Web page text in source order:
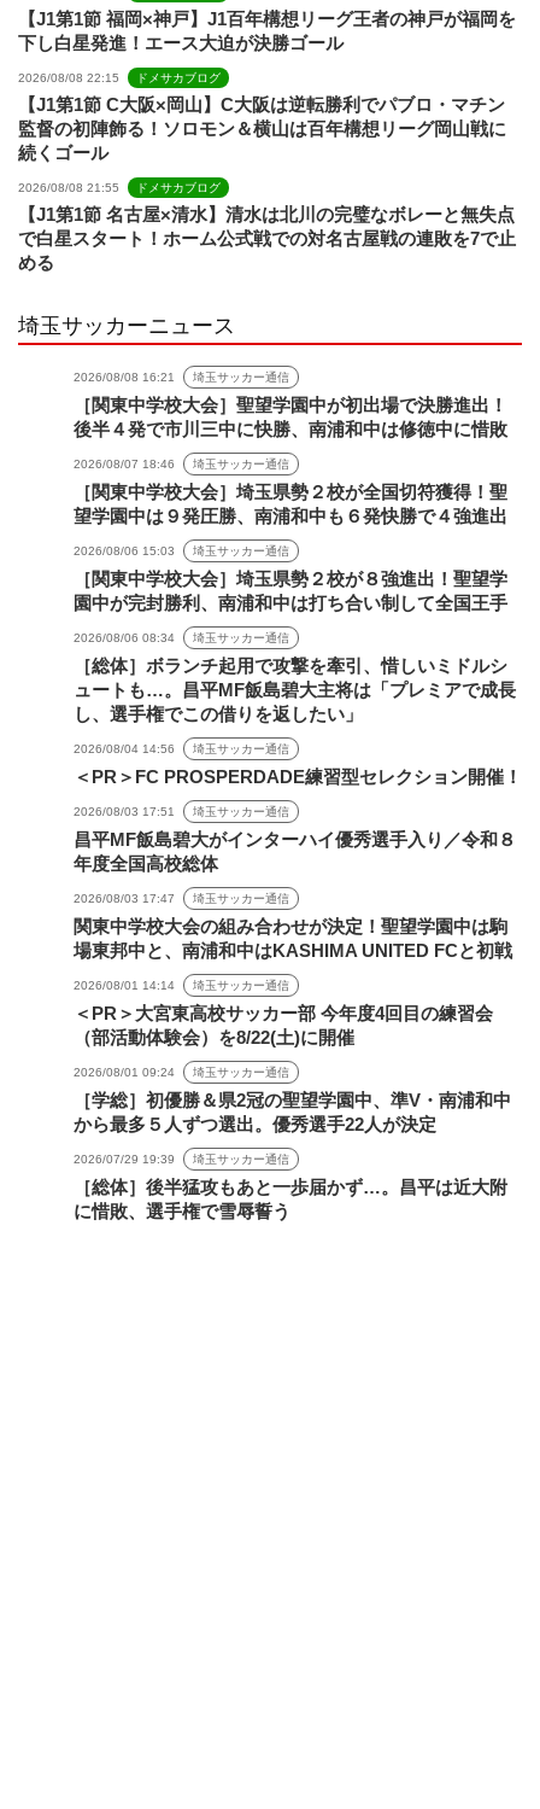
【J1第1節 福岡×神戸】J1百年構想リーグ王者の神戸が福岡を
下し白星発進！エース大迫が決勝ゴール
2026/08/08 22:15 ドメサカブログ
【J1第1節 C大阪×岡山】C大阪は逆転勝利でパブロ・マチン
監督の初陣飾る！ソロモン＆横山は百年構想リーグ岡山戦に
続くゴール
2026/08/08 21:55 ドメサカブログ
【J1第1節 名古屋×清水】清水は北川の完璧なボレーと無失点
で白星スタート！ホーム公式戦での対名古屋戦の連敗を7で止
める
埼玉サッカーニュース
2026/08/08 16:21 埼玉サッカー通信
［関東中学校大会］聖望学園中が初出場で決勝進出！
後半４発で市川三中に快勝、南浦和中は修徳中に惜敗
2026/08/07 18:46 埼玉サッカー通信
［関東中学校大会］埼玉県勢２校が全国切符獲得！聖
望学園中は９発圧勝、南浦和中も６発快勝で４強進出
2026/08/06 15:03 埼玉サッカー通信
［関東中学校大会］埼玉県勢２校が８強進出！聖望学
園中が完封勝利、南浦和中は打ち合い制して全国王手
2026/08/06 08:34 埼玉サッカー通信
［総体］ボランチ起用で攻撃を牽引、惜しいミドルシ
ュートも…。昌平MF飯島碧大主将は「プレミアで成長
し、選手権でこの借りを返したい」
2026/08/04 14:56 埼玉サッカー通信
＜PR＞FC PROSPERDADE練習型セレクション開催！
2026/08/03 17:51 埼玉サッカー通信
昌平MF飯島碧大がインターハイ優秀選手入り／令和８
年度全国高校総体
2026/08/03 17:47 埼玉サッカー通信
関東中学校大会の組み合わせが決定！聖望学園中は駒
場東邦中と、南浦和中はKASHIMA UNITED FCと初戦
2026/08/01 14:14 埼玉サッカー通信
＜PR＞大宮東高校サッカー部 今年度4回目の練習会
（部活動体験会）を8/22(土)に開催
2026/08/01 09:24 埼玉サッカー通信
［学総］初優勝＆県2冠の聖望学園中、準V・南浦和中
から最多５人ずつ選出。優秀選手22人が決定
2026/07/29 19:39 埼玉サッカー通信
［総体］後半猛攻もあと一歩届かず…。昌平は近大附
に惜敗、選手権で雪辱誓う